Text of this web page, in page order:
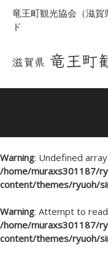
竜王町観光協会（滋賀
ド
Warning: Undefined
/home/muraxs301187/
content/themes/ryuoh/
Warning: Attempt to
/home/muraxs301187/
content/themes/ryuoh/